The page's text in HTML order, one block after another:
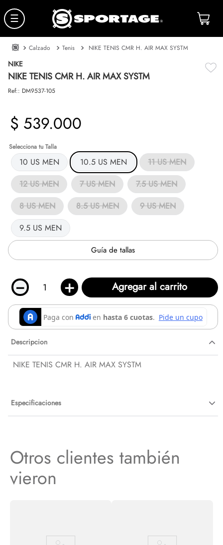
☰
Calzado Tenis NIKE TENIS CMR H. AIR MAX SYSTM
NIKE
NIKE TENIS CMR H. AIR MAX SYSTM
Ref:: DM9537-105
$ 539.000
Talla
10 US MEN 10.5 US MEN
11 US MEN
12 US MEN
7 US MEN
7.5 US MEN
8 US MEN
8.5 US MEN
9 US MEN
9.5 US MEN
Guía de tallas
＋
－ Agregar al carrito
Descripcion
NIKE TENIS CMR H. AIR MAX SYSTM
Especificaciones
Otros clientes también
vieron